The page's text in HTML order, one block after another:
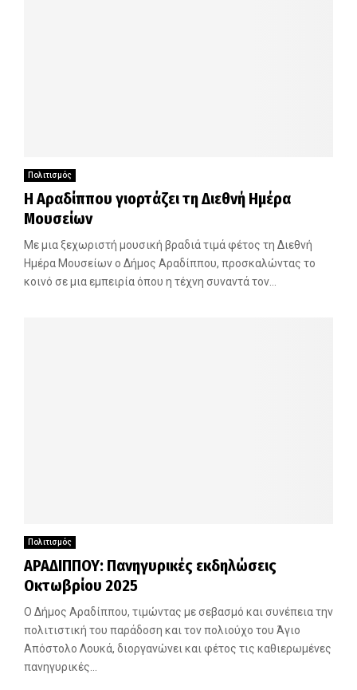
Πολιτισμός
Η Αραδίππου γιορτάζει τη Διεθνή Ημέρα
Μουσείων
Με μια ξεχωριστή μουσική βραδιά τιμά φέτος τη Διεθνή
Ημέρα Μουσείων ο Δήμος Αραδίππου, προσκαλώντας το
κοινό σε μια εμπειρία όπου η τέχνη συναντά τον...
Πολιτισμός
ΑΡΑΔΙΠΠΟΥ: Πανηγυρικές εκδηλώσεις
Οκτωβρίου 2025
Ο Δήμος Αραδίππου, τιμώντας με σεβασμό και συνέπεια την
πολιτιστική του παράδοση και τον πολιούχο του Άγιο
Απόστολο Λουκά, διοργανώνει και φέτος τις καθιερωμένες
πανηγυρικές...